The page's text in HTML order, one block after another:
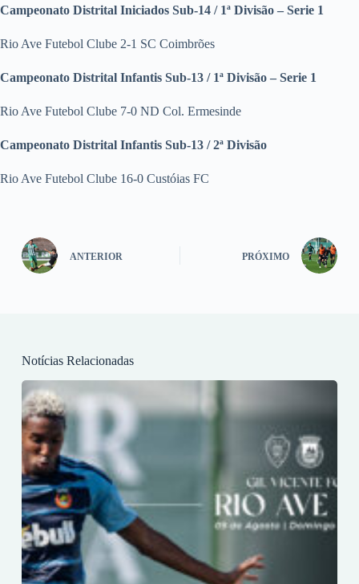
Campeonato Distrital Iniciados Sub-14 / 1ª Divisão – Serie 1
Rio Ave Futebol Clube 2-1 SC Coimbrões
Campeonato Distrital Infantis Sub-13 / 1ª Divisão – Serie 1
Rio Ave Futebol Clube 7-0 ND Col. Ermesinde
Campeonato Distrital Infantis Sub-13 / 2ª Divisão
Rio Ave Futebol Clube 16-0 Custóias FC
ANTERIOR PRÓXIMO
Notícias Relacionadas